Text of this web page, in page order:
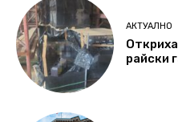
АКТУАЛНО
райски